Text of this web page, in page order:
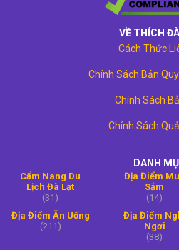
VỀ THÍCH
Cách Thức
Chính Sách Bản
Chính Sách
Chính Sách
DANH
Cẩm Nang Du
Lịch Đà Lạt
(31)
Địa Điểm Ăn Uống
(211)
Địa Điểm
Sắm
(14)
Địa Điểm
Ngơi
(38)